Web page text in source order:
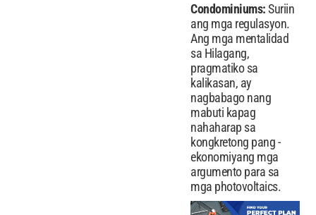
Condominiums:Suriin
ang mga regulasyon.
Ang mga mentalidad
sa Hilagang,
pragmatiko sa
kalikasan, ay
nagbabago nang
mabuti kapag
nahaharap sa
kongkretong pang -
ekonomiyang mga
argumento para sa
mga photovoltaics.